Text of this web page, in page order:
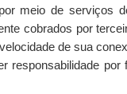
meio de serviços
cobrados por
de sua
responsabilidade